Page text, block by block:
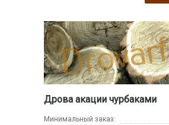
Дрова акации чурбаками
Минимальный заказ: